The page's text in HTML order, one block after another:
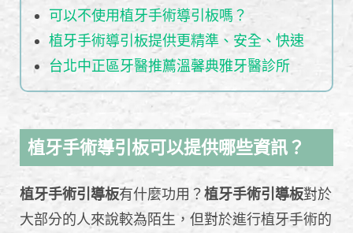
可以不使用植牙手術導引板嗎？
植牙手術導引板提供更精準、安全、快速
台北中正區牙醫推薦溫馨典雅牙醫診所
植牙手術導引板可以提供哪些資訊？
植牙手術引導板有什麼功用？植牙手術引導板對於
大部分的人來說較為陌生，但對於進行植牙手術的